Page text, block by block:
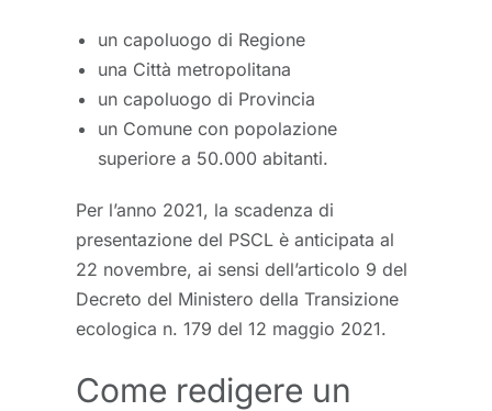
un capoluogo di Regione
una Città metropolitana
un capoluogo di Provincia
un Comune con popolazione
superiore a 50.000 abitanti.
Per l’anno 2021, la scadenza di
presentazione del PSCL è anticipata al
22 novembre, ai sensi dell’articolo 9 del
Decreto del Ministero della Transizione
ecologica n. 179 del 12 maggio 2021.
Come redigere un